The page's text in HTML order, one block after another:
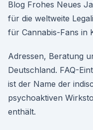
Blog Frohes Neues
für die weltweite
für Cannabis-Fans in
Adressen, Beratung
Deutschland. FAQ-
ist der Name der
psychoaktiven
enthält.